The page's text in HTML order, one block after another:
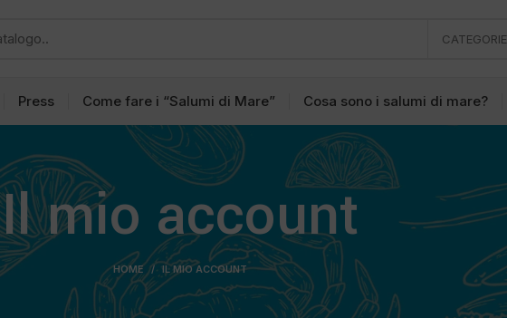
CATEGORIE
Press Come fare i “Salumi di Mare” Cosa sono i salumi di mare?
Il mio account
HOME IL MIO ACCOUNT